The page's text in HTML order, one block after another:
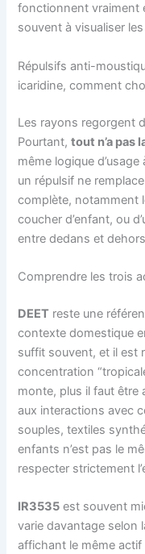
fonctionnent vraiment
souvent à visualiser
Répulsifs anti-
icaridine, comment
Les rayons regorgent
Pourtant,tout n’a pas
même logique
un répulsif ne
complète, notamment
coucher d’enfant, ou
entre dedans et
Comprendre les trois
DEET reste une
contexte domestique
suffit souvent, et il est
concentration
monte, plus il faut
aux interactions avec
souples, textiles
enfants n’est pas le
respecter strictement
IR3535 est souvent
varie davantage selon
affichant le même